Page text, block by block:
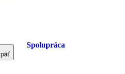
Spolupráca